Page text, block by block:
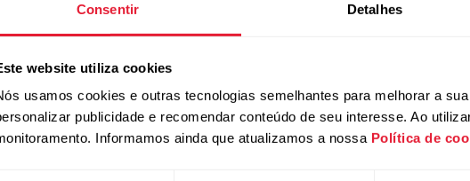
Consentir Detalhes
website utiliza cookies
usamos cookies e outras tecnologias semelhantes para melhorar a
publicidade e recomendar conteúdo de seu interesse. Ao
Informamos ainda que atualizamos a nossa Política de
o
a